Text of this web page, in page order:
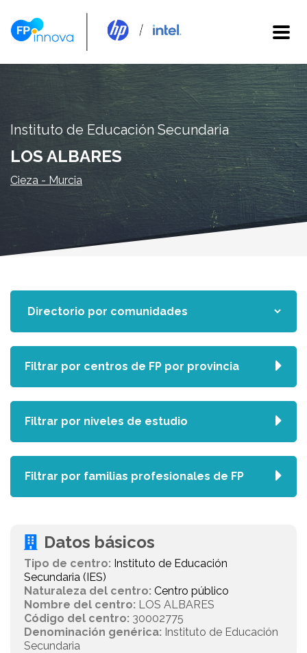
Instituto de Educación Secundaria
LOS ALBARES
Cieza - Murcia
Datos básicos
Tipo de centro: Instituto de Educación
Secundaria (IES)
Naturaleza del centro: Centro público
Nombre del centro: LOS ALBARES
Código del centro: 30002775
Denominación genérica: Instituto de Educación
Secundaria
Filtrar por centros de FP por provincia
Filtrar por niveles de estudio
Filtrar por familias profesionales de FP